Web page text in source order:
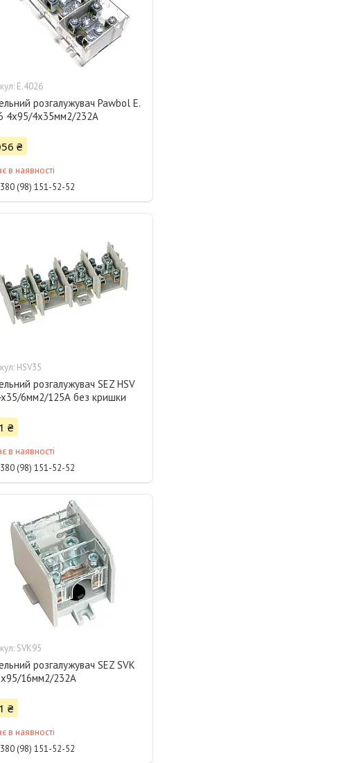
E.4026
розгалужувач Pawbol Е.
4x95/4х35мм2/232А
₴
в наявності
(98) 151-52-52
HSV35
розгалужувач SEZ HSV
6мм2/125А без кришки
₴
в наявності
(98) 151-52-52
SVK95
розгалужувач SEZ SVK
16мм2/232А
₴
в наявності
(98) 151-52-52